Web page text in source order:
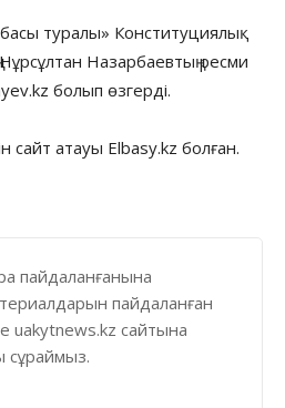
туралы» Конституциялық
Нұрсұлтан Назарбаевтың ресми
болып өзгерді.
сайт атауы Elbasy.kz болған.
пайдаланғанына
пайдаланған
uakytnews.kz сайтына
сұраймыз.